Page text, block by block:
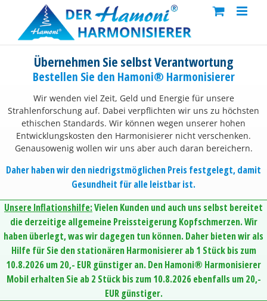
content
Übernehmen Sie selbst Verantwortung
Bestellen Sie den Hamoni® Harmonisierer
Wir wenden viel Zeit, Geld und Energie für unsere
Strahlenforschung auf. Dabei verpflichten wir uns zu höchsten
ethischen Standards. Wir können wegen unserer hohen
Entwicklungskosten den Harmonisierer nicht verschenken.
Genausowenig wollen wir uns aber auch daran bereichern.
Daher haben wir den niedrigstmöglichen Preis festgelegt, damit
Gesundheit für alle leistbar ist.
Unsere Inflationshilfe:Vielen Kunden und auch uns selbst bereitet
die derzeitige allgemeine Preissteigerung Kopfschmerzen. Wir
haben überlegt, was wir dagegen tun können. Daher bieten wir als
Hilfe für Sie den stationären Harmonisierer ab 1 Stück bis zum
10.8.2026 um 20,- EUR günstiger an. Den Hamoni® Harmonisierer
Mobil erhalten Sie ab 2 Stück bis zum 10.8.2026 ebenfalls um 20,-
EUR günstiger.